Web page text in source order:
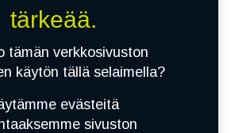
tärkeää.
tämän verkkosivuston
käytön tällä selaimella?
evästeitä
sivuston